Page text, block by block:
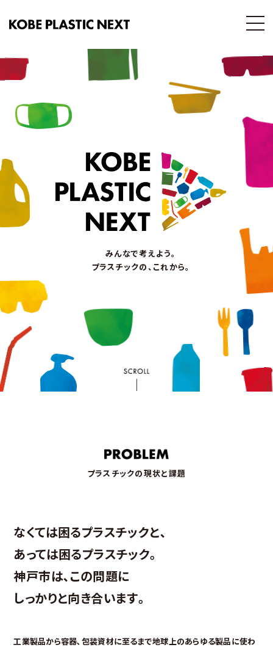
みんなで考えよう。
プラスチックの、これから。
プラスチックの現状と課題
なくては困るプラスチックと､
あっては困るプラスチック｡
神戸市は､この問題に
しっかりと向き合います｡
工業製品から容器､包装資材に至るまで地球上のあらゆる製品に使わ